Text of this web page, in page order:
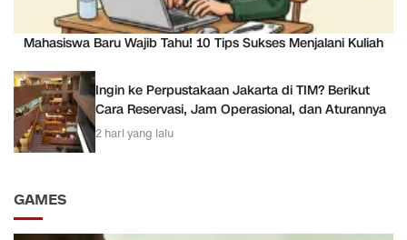
Mahasiswa Baru Wajib Tahu! 10 Tips Sukses Menjalani Kuliah
Ingin ke Perpustakaan Jakarta di TIM? Berikut
Cara Reservasi, Jam Operasional, dan Aturannya
2 hari yang lalu
GAMES